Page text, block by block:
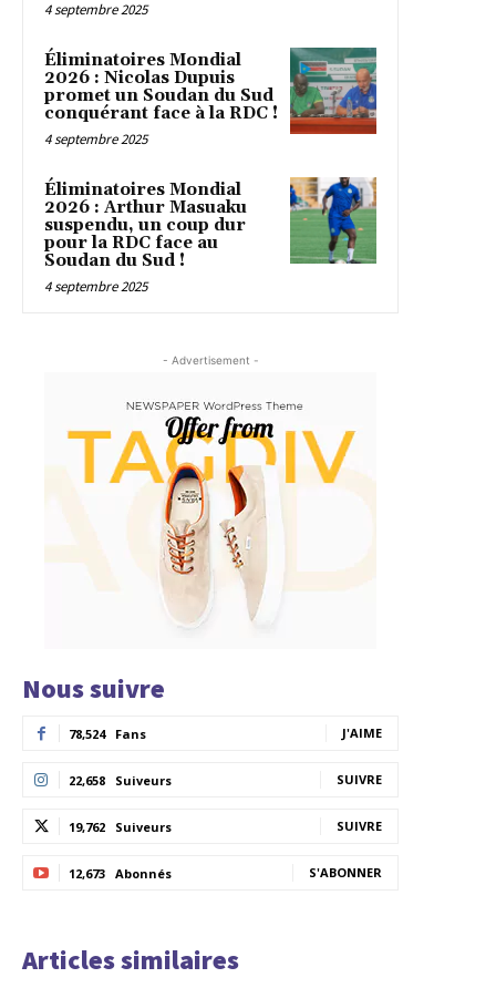
4 septembre 2025
Éliminatoires Mondial
2026 : Nicolas Dupuis
promet un Soudan du Sud
conquérant face à la RDC !
4 septembre 2025
Éliminatoires Mondial
2026 : Arthur Masuaku
suspendu, un coup dur
pour la RDC face au
Soudan du Sud !
4 septembre 2025
- Advertisement -
Nous suivre
78,524 Fans J'AIME
22,658 Suiveurs SUIVRE
19,762 Suiveurs SUIVRE
12,673 Abonnés S'ABONNER
Articles similaires